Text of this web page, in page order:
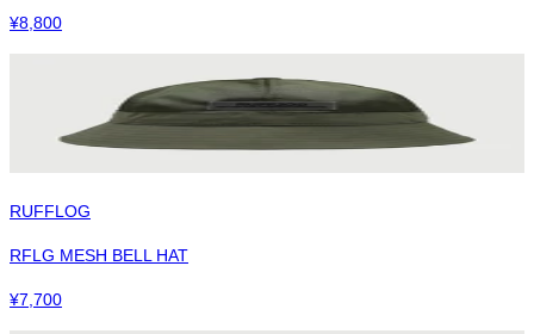
¥8,800
RUFFLOG
RFLG MESH BELL HAT
¥7,700